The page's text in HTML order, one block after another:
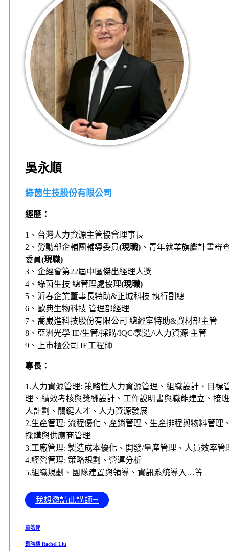
吳永順
綠茵生技股份有限公司
經歷：
1、台灣人力資源主管協會理事長
2、勞動部企輔團輔導委員(現職) 、青年就業旗艦計畫審
委員(現職)
3、企經會第22屆中區傑出經理人獎
4、綠茵生技 總管理處協理(現職)
5、沂春企業董事長特助&正城科技 執行副總
6、歐典生物科技 管理部經理
7、喬崴進科技股份有限公司 總經室特助&資材部主管
8、亞洲光學 IE/生管/採購/IQC/製造/\人力資源 主管
9、上市櫃公司 IE工程師
專長：
1.人力資源管理: 策略性人力資源管理、組織設計、目標
理、績效考核與獎酬設計、工作說明書與職能建立、接班
人計劃、關鍵人才、人力資源發展
2.生產管理: 流程優化、產銷管理、生產排程與物料管理
採購與供應商管理
3.工廠管理: 製造成本優化、開發/量產管理、人員效率管
4.經營管理: 策略規劃、營運分析
5.組織規劃、團隊建置與領導、資訊系統導入…等
我想邀請此講師⭢
童皓偉
劉昀裴 Rachel Liu